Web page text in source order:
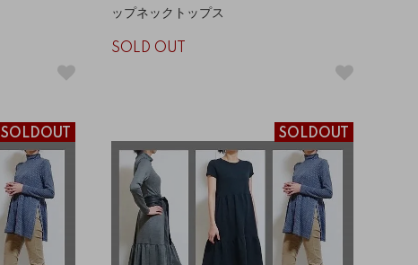
ップネックトップス
SOLD OUT
SOLDOUT SOLDOUT